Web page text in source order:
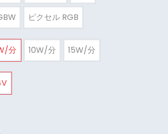
ピクセル RGB
分 10W/分 15W/分